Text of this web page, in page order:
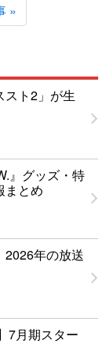
»
スト2」が生
』グッズ・特
まとめ
2026年の放送
7月期スター